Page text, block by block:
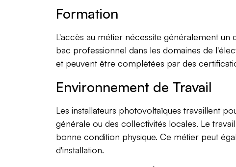
Formation
L'accès au métier nécessite généralement
bac professionnel dans les domaines de
et peuvent être complétées par des
Environnement de Travail
Les installateurs photovoltaïques travaillent
générale ou des collectivités locales. Le
bonne condition physique. Ce métier peut
d'installation.